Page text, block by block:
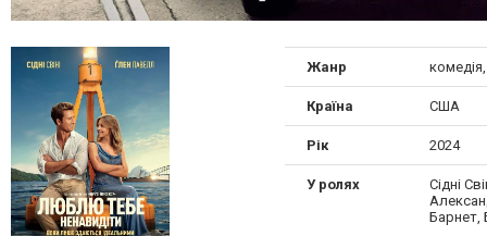
Жанр
Країна США
Рік 2024
У ролях
Сідні
Барнет,